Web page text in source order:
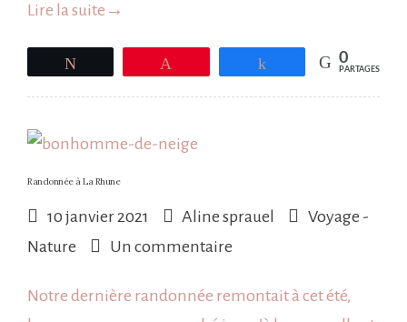
Lire la suite →
Partagez 0
PARTAGES
Randonnée à La Rhune
10 janvier 2021 Aline sprauel
Voyage -
Nature
Un commentaire
à
Notre dernière randonnée remontait à cet été,